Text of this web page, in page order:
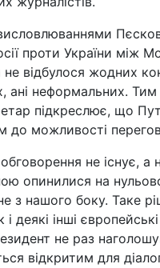
проти України між
відбулося жодних
ані неформальних.
підкреслює, що
до можливості
не існує, а
опинилися на
з нашого боку. Таке
і деякі інші
не раз
відкритим для